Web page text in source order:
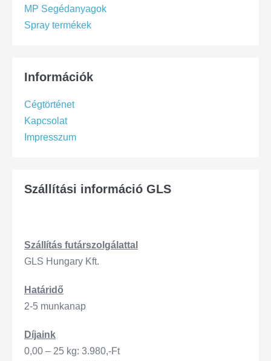
MP Segédanyagok
Spray termékek
Információk
Cégtörténet
Kapcsolat
Impresszum
Szállítási információ GLS
Szállítás futárszo lgálattal
GLS Hungary Kft.
Határidő
2-5 munkanap
Díjaink
0,00 – 25 kg: 3.980,-Ft